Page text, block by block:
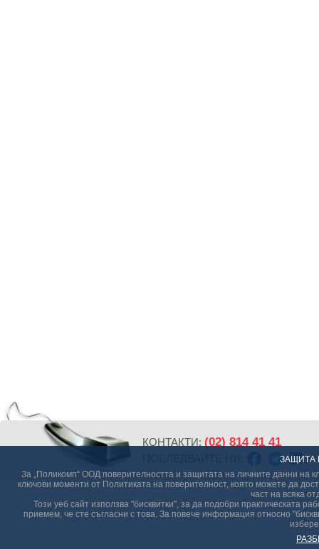
ЗАЩИТА
За „Поликомп“ ООД поверителността и защитата на личните данни на
ключови моменти от Политиката на поверителност, която можете да
част на всяка
Този уеб сайт използва "бисквитки", за да подобри практическата
приемем, че сте съгласни с това. За повече информация относно
КОНТАКТИ: (02) 814 41 41